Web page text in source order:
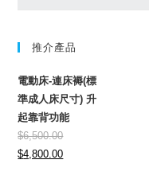
推介產品
電動床-連床褥(標
準成人床尺寸) 升
起靠背功能
$6,500.00
Original
$4,800.00Current